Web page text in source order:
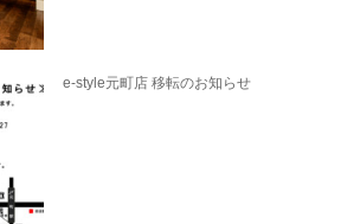
e-style元町店 移転のお知らせ